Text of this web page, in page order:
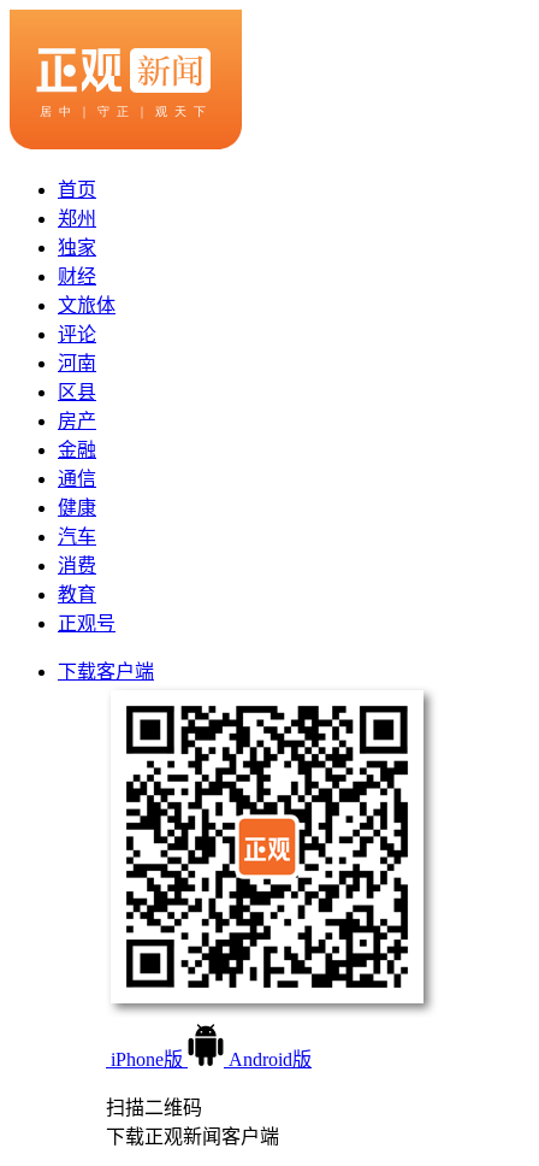
首页
郑州
独家
财经
文旅体
评论
河南
区县
房产
金融
通信
健康
汽车
消费
教育
正观号
下载客户端
iPhone版 Android版
扫描二维码
下载正观新闻客户端